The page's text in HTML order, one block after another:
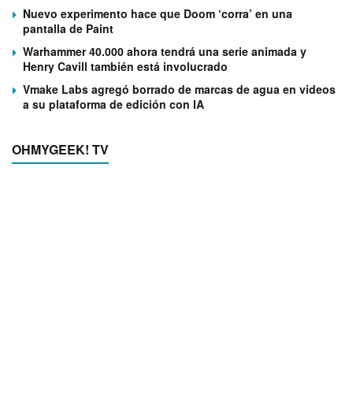
Nuevo experimento hace que Doom ‘corra’ en una
pantalla de Paint
Warhammer 40.000 ahora tendrá una serie animada y
Henry Cavill también está involucrado
Vmake Labs agregó borrado de marcas de agua en videos
a su plataforma de edición con IA
OHMYGEEK! TV